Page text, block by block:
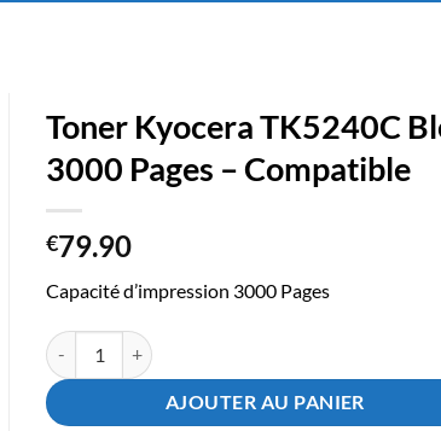
Toner Kyocera TK5240C
3000 Pages – Compatible
€79.90
Capacité d’impression 3000 Pages
quantité de Toner Kyocera TK5240C Bleu 3000
AJOUTER AU PANIER